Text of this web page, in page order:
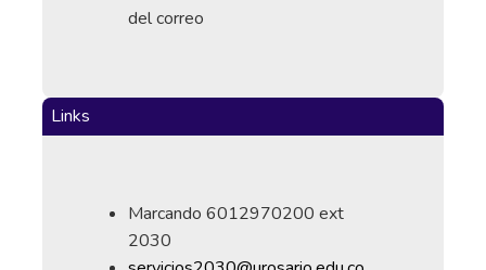
del correo
Links
Marcando 6012970200 ext
2030